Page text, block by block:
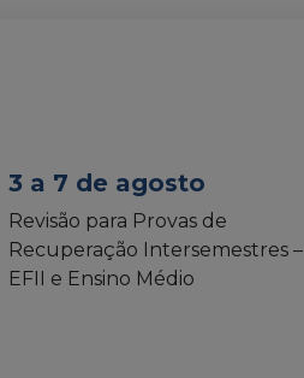
3 a 7 de agosto
Revisão para Provas de
Recuperação Intersemestres –
EFII e Ensino Médio